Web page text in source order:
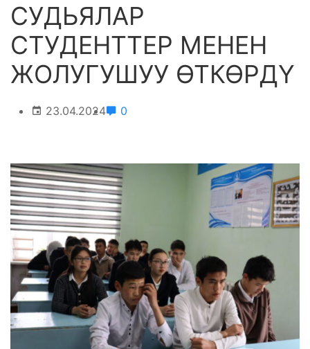
СУДЬЯЛАР
СТУДЕНТТЕР МЕНЕН
ЖОЛУГУШУУ ӨТКӨРДҮ
23.04.2024 0